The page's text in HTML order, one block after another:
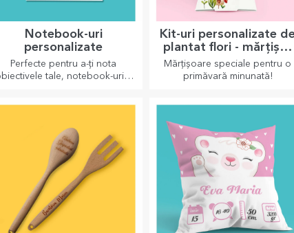
mici, fie că merg la grădiniță
sau în primi pași la scoală.
Crează-l pe cel mai potrivit
pentru cel mic!
Vrei să îi faci ziua mai
frumoasă? Lasă-i o amintire
dragă cu ajutorul suporturilor
pentru pahare care pot fi
personalizate foarte ușor.
Notebook-uri
personalizate
Kit-uri personalizate de
plantat flori - mărțișor